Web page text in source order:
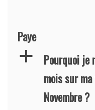
Paye
a
Pourquoi je
mois sur
Novembre ?